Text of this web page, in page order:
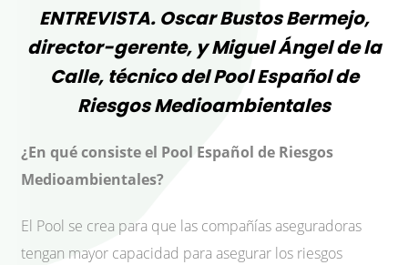
ENTREVISTA. Oscar Bustos Bermejo,
director-gerente, y Miguel Ángel de la
Calle, técnico del Pool Español de
Riesgos Medioambientales
¿En qué consiste el Pool Español de Riesgos
Medioambientales?
El Pool se crea para que las compañías aseguradoras
tengan mayor capacidad para asegurar los riesgos